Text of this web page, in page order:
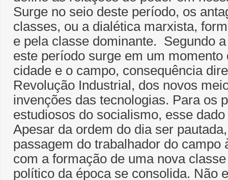
Surge no seio deste período, os
classes, ou a dialética marxista,
e pela classe dominante. Segundo
este período surge em um
cidade e o campo, consequência
Revolução Industrial, dos novos
invenções das tecnologias. Para os
estudiosos do socialismo, esse
Apesar da ordem do dia ser
passagem do trabalhador do campo
com a formação de uma nova
político da época se consolida. Não